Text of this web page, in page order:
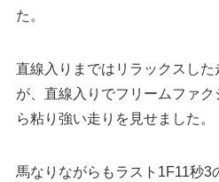
た。
直線入りまではリラックスし
が、直線入りでフリームファ
ら粘り強い走りを見せました。
馬なりながらもラスト1F11秒3